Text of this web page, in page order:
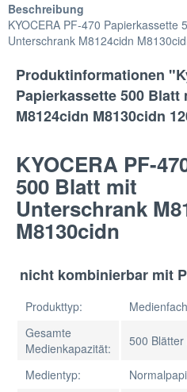
Beschreibung
KYOCERA PF-470 Papierkassette
Unterschrank M8124cidn
Produktinformationen
Papierkassette 500
M8124cidn M8130cidn
KYOCERA PF-
500 Blatt mit
Unterschrank
M8130cidn
nicht kombinierbar mit
Produkttyp:
Gesamte
Medienkapazität:
500
Medientyp: